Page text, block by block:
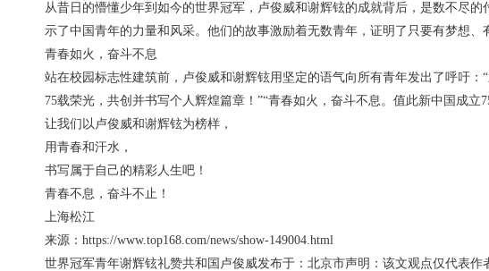
从昔日的懵懂少年到如今的世界冠军，卢俊威和谢辉铉的成就背后，是数不尽
示了中国青年的力量和风采。他们的故事激励着无数青年，证明了只要有梦想、
青春如火，奋斗不息
站在校园标志性建筑前，卢俊威和谢辉铉用坚定的语气向所有青年发出了呼吁
75载荣光，共创并书写个人辉煌篇章！”“青春如火，奋斗不息。值此新中国成
让我们以卢俊威和谢辉铉为榜样，
用青春和汗水，
书写属于自己的精彩人生吧！
青春不息，奋斗不止！
上海松江
来源：https://www.top168.com/news/show-149004.html
世界冠军青年谢辉铉礼赞共和国卢俊威发布于：北京市声明：该文观点仅代表